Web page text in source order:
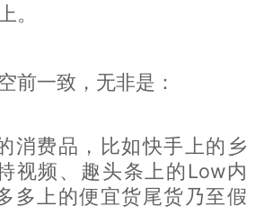
。
前一致，无非是：
消费品，比如快手上的乡
视频、趣头条上的Low内
多上的便宜货尾货乃至假